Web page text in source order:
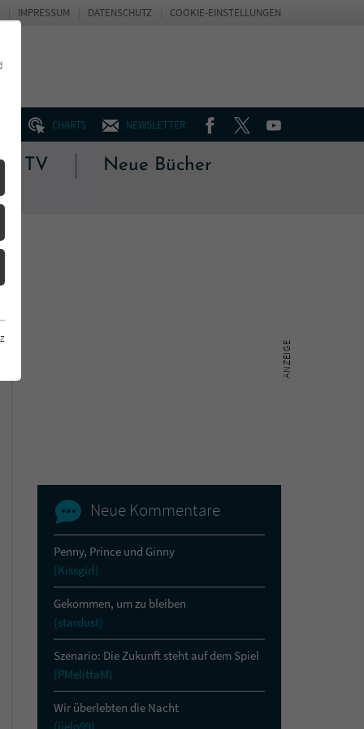
CHARTS NEWSLETTER FACEBOOKTWITTERYOUTUBE
& TV Neue Bücher
IMPRESSUM DATENSCHUTZ COOKIE-EINSTELLUNGEN
Neue Kommentare
Penny, Prince und Ginny
(Kissgirl)
Gekommen, um zu bleiben
(stardust)
Szenario: Die Zukunft steht auf dem Spiel
(PMelittaM)
Wir überlebten die Nacht